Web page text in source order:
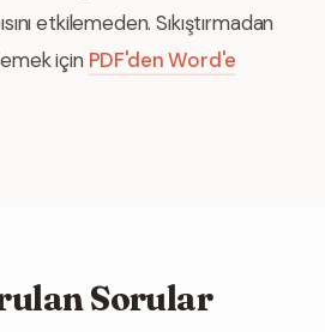
etkilemeden. Sıkıştırmadan
için PDF'den Word'e
Sorular